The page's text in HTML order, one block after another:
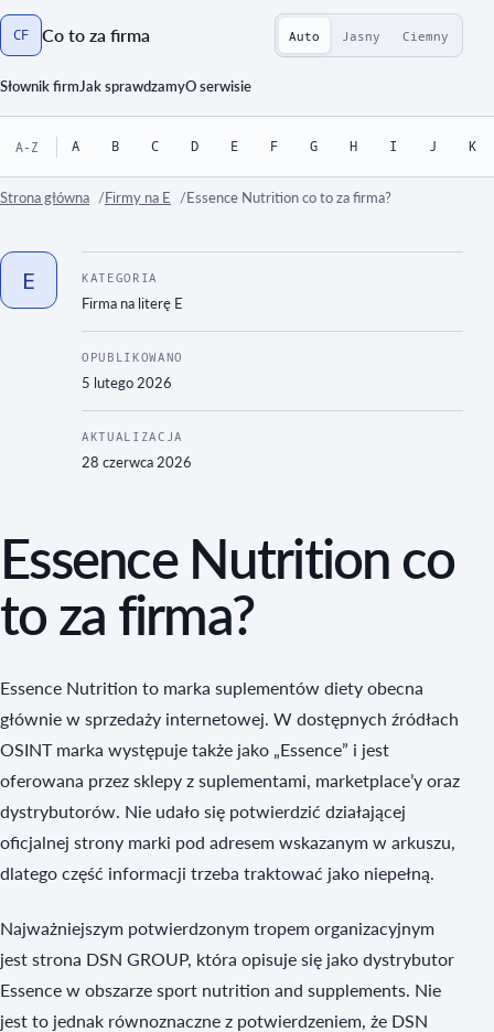
CF Co to za firma
Strona główna
Słownik firmJak sprawdzamyO serwisie
Auto Jasny Ciemny
A-Z A B C D E F G H I J K
Strona główna Firmy na E Essence Nutrition co to za firma?
E KATEGORIA
Firma na literę E
OPUBLIKOWANO
5 lutego 2026
AKTUALIZACJA
28 czerwca 2026
Essence Nutrition co
to za firma?
Essence Nutrition to marka suplementów diety obecna
głównie w sprzedaży internetowej. W dostępnych źródłach
OSINT marka występuje także jako „Essence” i jest
oferowana przez sklepy z suplementami, marketplace’y oraz
dystrybutorów. Nie udało się potwierdzić działającej
oficjalnej strony marki pod adresem wskazanym w arkuszu,
dlatego część informacji trzeba traktować jako niepełną.
Najważniejszym potwierdzonym tropem organizacyjnym
jest strona DSN GROUP, która opisuje się jako dystrybutor
Essence w obszarze sport nutrition and supplements. Nie
jest to jednak równoznaczne z potwierdzeniem, że DSN